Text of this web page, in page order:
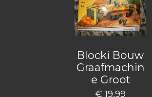
Blocki Bouw
Graafmachin
e Groot
€ 19,99